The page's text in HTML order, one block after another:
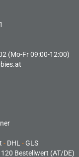
(Mo-Fr 09:00-12:00)
- DHL -GLS
Bestellwert (AT/DE)